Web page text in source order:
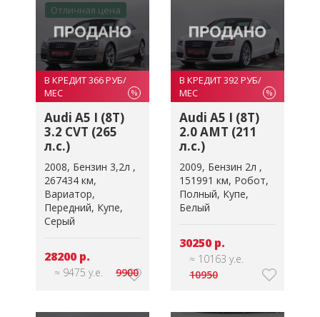
Отличная цена
В КРЕДИТ 366 РУБ/
МЕС
%
Audi A5 I (8T)
3.2 CVT (265
л.с.)
2008 Бензин 3,2л
267434 км
Вариатор
Передний Купе
Серый
28200 р.
≈ 9475 у.е. 9900
В КРЕДИТ 392 РУБ/
МЕС
%
Audi A5 I (8T)
2.0 AMT (211
л.с.)
2009 Бензин 2л
151991 км Робот
Полный Купе
Белый
30250 р.
≈ 10163 у.е.
10950